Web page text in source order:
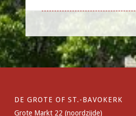
DE GROTE OF ST.-BAVOKERK
Grote Markt 22 (noordzijde)